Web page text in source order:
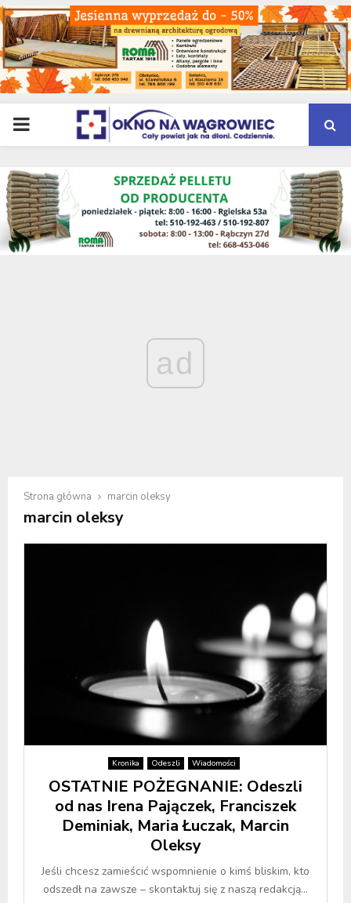
PRIMARY
MENU
ad
Strona główna marcin oleksy
marcin oleksy
Kronika Odeszli Wiadomości
OSTATNIE POŻEGNANIE: Odeszli
od nas Irena Pajączek, Franciszek
Deminiak, Maria Łuczak, Marcin
Oleksy
Jeśli chcesz zamieścić wspomnienie o kimś bliskim, kto
odszedł na zawsze – skontaktuj się z naszą redakcją...